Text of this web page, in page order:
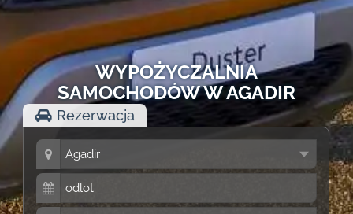
WYPOŻYCZALNIA
SAMOCHODÓW W AGADIR
Rezerwacja